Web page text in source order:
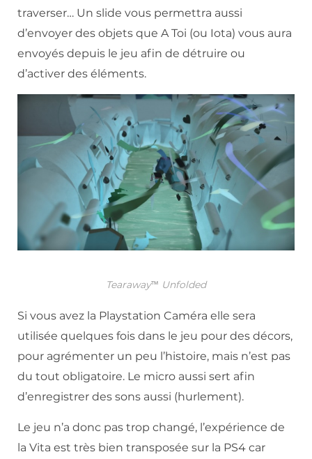
traverser… Un slide vous permettra aussi
d’envoyer des objets que A Toi (ou Iota) vous aura
envoyés depuis le jeu afin de détruire ou
d’activer des éléments.
Tearaway™ Unfolded
Si vous avez la Playstation Caméra elle sera
utilisée quelques fois dans le jeu pour des décors,
pour agrémenter un peu l’histoire, mais n’est pas
du tout obligatoire. Le micro aussi sert afin
d’enregistrer des sons aussi (hurlement).
Le jeu n’a donc pas trop changé, l’expérience de
la Vita est très bien transposée sur la PS4 car